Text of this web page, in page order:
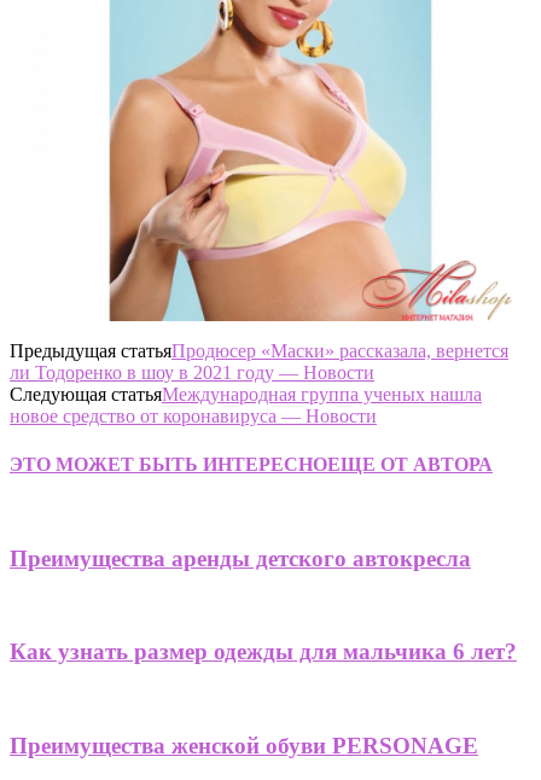
Предыдущая статьяПродюсер «Маски» рассказала, вернется
ли Тодоренко в шоу в 2021 году — Новости
Следующая статьяМеждународная группа ученых нашла
новое средство от коронавируса — Новости
ЭТО МОЖЕТ БЫТЬ ИНТЕРЕСНОЕЩЕ ОТ АВТОРА
Преимущества аренды детского автокресла
Как узнать размер одежды для мальчика 6 лет?
Преимущества женской обуви PERSONAGE